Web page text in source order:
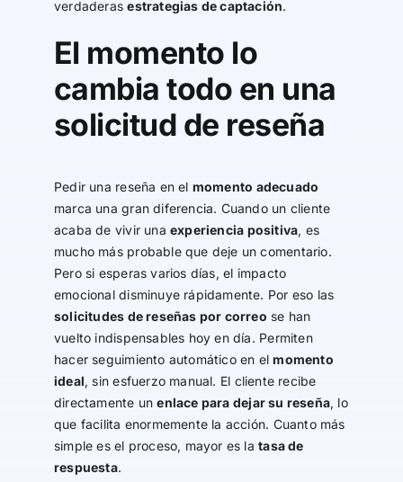
verdaderasestrategias de captación.
El momento lo
cambia todo en una
solicitud de reseña
Pedir una reseña en el momento adecuado
marca una gran diferencia. Cuando un cliente
acaba de vivir una experiencia positiva, es
mucho más probable que deje un comentario.
Pero si esperas varios días, el impacto
emocional disminuye rápidamente. Por eso las
solicitudes de reseñas por correo se han
vuelto indispensables hoy en día. Permiten
hacer seguimiento automático en elmomento
ideal, sin esfuerzo manual. El cliente recibe
directamente unenlace para dejar su reseña, lo
que facilita enormemente la acción. Cuanto más
simple es el proceso, mayor es latasa de
respuesta.